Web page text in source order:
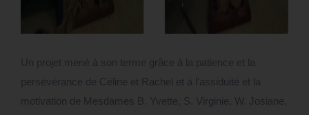
Un projet mené à son terme grâce à la patience et la
persévérance de Céline et Rachel et à l’assiduité et la
motivation de Mesdames B. Yvette, S. Virginie, W. Josiane,